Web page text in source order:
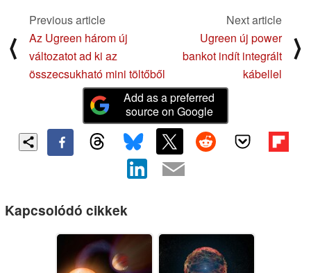
⟨
Previous article
Az Ugreen három új
változatot ad ki az
összecsukható mini töltőből
Next article
Ugreen új power
bankot indít integrált
kábellel
⟩
Add as a preferred
source on Google
Kapcsolódó cikkek